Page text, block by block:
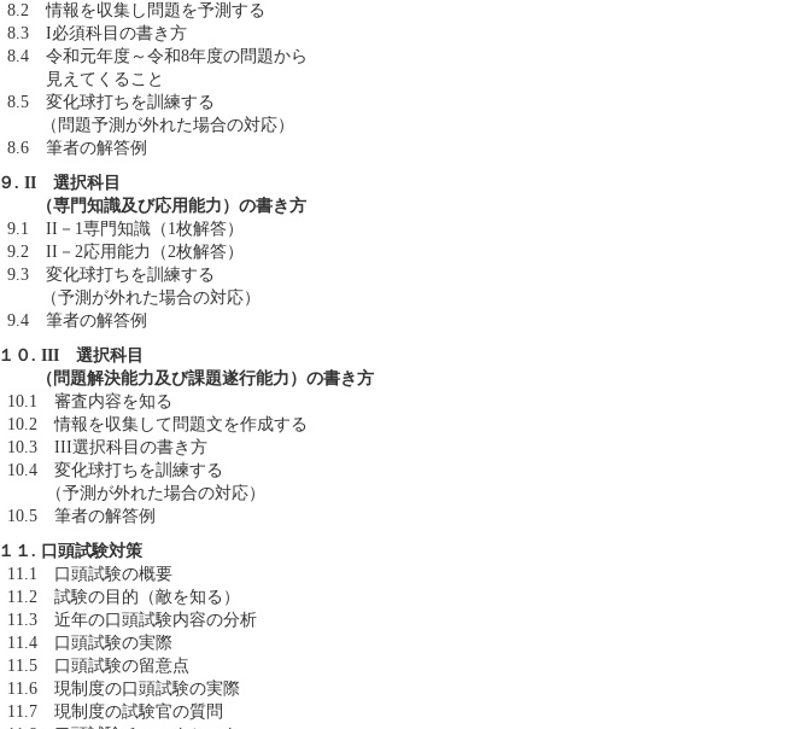
8.2 情報を収集し問題を予測する
8.3 I必須科目の書き方
8.4 令和元年度～令和8年度の問題から
見えてくること
8.5 変化球打ちを訓練する
（問題予測が外れた場合の対応）
8.6 筆者の解答例
９. II 選択科目
（専門知識及び応用能力）の書き方
9.1 II－1専門知識（1枚解答）
9.2 II－2応用能力（2枚解答）
9.3 変化球打ちを訓練する
（予測が外れた場合の対応）
9.4 筆者の解答例
１０. III 選択科目
（問題解決能力及び課題遂行能力）の書き方
10.1 審査内容を知る
10.2 情報を収集して問題文を作成する
10.3 III選択科目の書き方
10.4 変化球打ちを訓練する
（予測が外れた場合の対応）
10.5 筆者の解答例
１１. 口頭試験対策
11.1 口頭試験の概要
11.2 試験の目的（敵を知る）
11.3 近年の口頭試験内容の分析
11.4 口頭試験の実際
11.5 口頭試験の留意点
11.6 現制度の口頭試験の実際
11.7 現制度の試験官の質問